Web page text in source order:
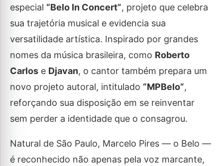
especial “Belo In Concert”, projeto que celebra
sua trajetória musical e evidencia sua
versatilidade artística. Inspirado por grandes
nomes da música brasileira, como Roberto
Carlos e Djavan, o cantor também prepara um
novo projeto autoral, intitulado “MPBelo”,
reforçando sua disposição em se reinventar
sem perder a identidade que o consagrou.
Natural de São Paulo, Marcelo Pires — o Belo —
é reconhecido não apenas pela voz marcante,